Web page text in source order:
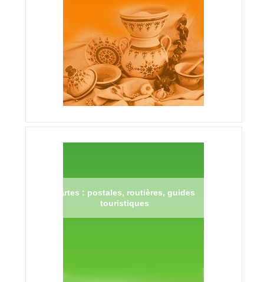
Cartes : postales, routières, guides
touristiques